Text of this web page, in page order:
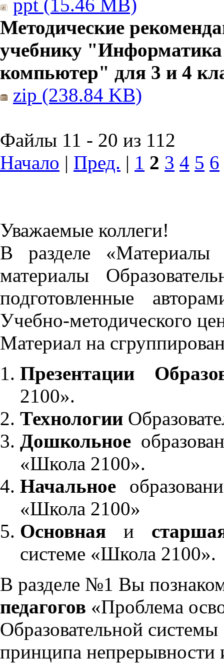
ppt (15.46 MB)
Методические
учебнику
компьютер" для 3 и 4
zip (238.84 KB)
Файлы 11 - 20 из 112
Начало | Пред. | 1 2 3 4 5 6
Уважаемые коллеги!
В разделе «Материалы
материалы
подготовленные
Учебно-методического
Материал на
Презентации
2100».
Технологии
Дошкольное
«Школа 2100».
Начальное
«Школа 2100»
Основнаяи
системе «Школа 2100».
В разделе №1 Вы
педагогов «Проблема
Образовательной
принципа непрерывности